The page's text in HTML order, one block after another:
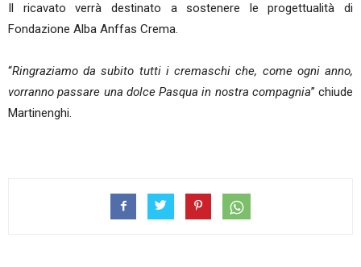
Il ricavato verrà destinato a sostenere le progettualità di
Fondazione Alba Anffas Crema.
“Ringraziamo da subito tutti i cremaschi che, come ogni anno,
vorranno passare una dolce Pasqua in nostra compagnia” chiude
Martinenghi.